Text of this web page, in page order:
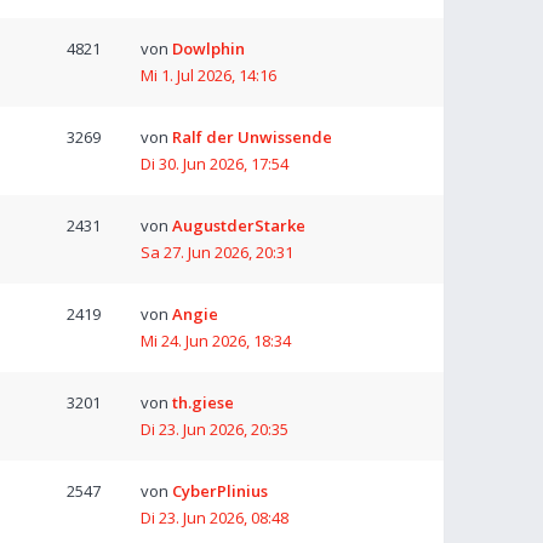
4821 von Dowlphin
Mi 1. Jul 2026, 14:16
3269 von Ralf der Unwissende
Di 30. Jun 2026, 17:54
2431 von AugustderStarke
Sa 27. Jun 2026, 20:31
2419 von Angie
Mi 24. Jun 2026, 18:34
3201 von th.giese
Di 23. Jun 2026, 20:35
2547 von CyberPlinius
Di 23. Jun 2026, 08:48